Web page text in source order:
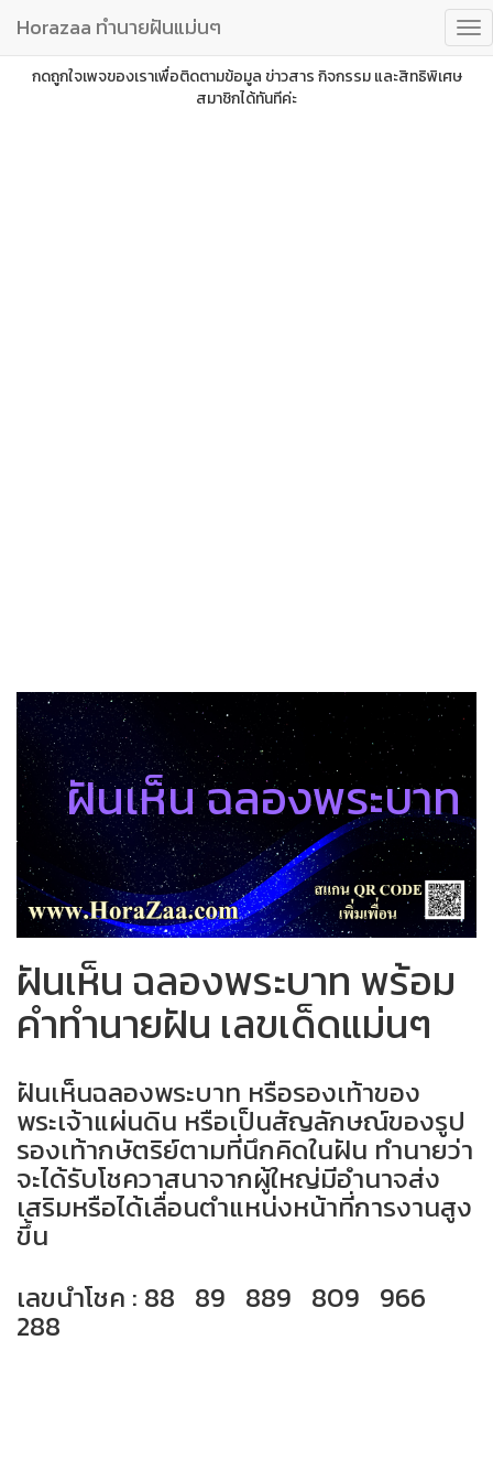
Horazaa ทำนายฝันแม่นๆ
กดถูกใจเพจของเราเพื่อติดตามข้อมูล ข่าวสาร กิจกรรม และสิทธิพิเศษ
สมาชิกได้ทันทีค่ะ
ฝันเห็น ฉลองพระบาท
ฝันเห็น ฉลองพระบาท พร้อม
คำทำนายฝัน เลขเด็ดแม่นๆ
ฝันเห็นฉลองพระบาท หรือรองเท้าของ
พระเจ้าแผ่นดิน หรือเป็นสัญลักษณ์ของรูป
รองเท้ากษัตริย์ตามที่นึกคิดในฝัน ทำนายว่า
จะได้รับโชควาสนาจากผู้ใหญ่มีอำนาจส่ง
เสริมหรือได้เลื่อนตำแหน่งหน้าที่การงานสูง
ขึ้น
เลขนำโชค : 88 89 889 809 966
288